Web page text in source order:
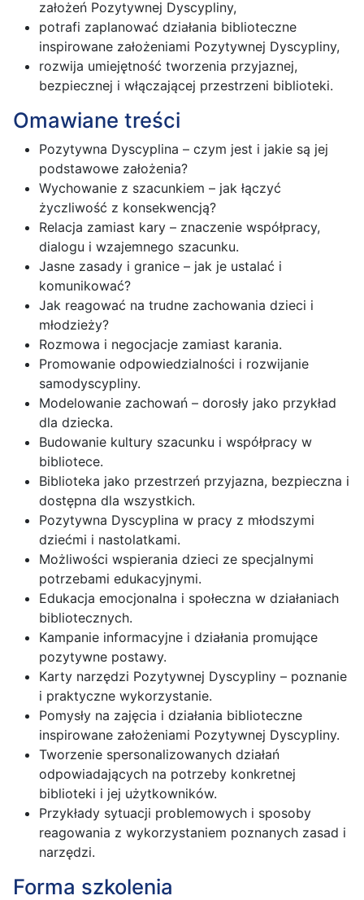
założeń Pozytywnej Dyscypliny,
potrafi zaplanować działania biblioteczne
inspirowane założeniami Pozytywnej Dyscypliny,
rozwija umiejętność tworzenia przyjaznej,
bezpiecznej i włączającej przestrzeni biblioteki.
Omawiane treści
Pozytywna Dyscyplina – czym jest i jakie są jej
podstawowe założenia?
Wychowanie z szacunkiem – jak łączyć
życzliwość z konsekwencją?
Relacja zamiast kary – znaczenie współpracy,
dialogu i wzajemnego szacunku.
Jasne zasady i granice – jak je ustalać i
komunikować?
Jak reagować na trudne zachowania dzieci i
młodzieży?
Rozmowa i negocjacje zamiast karania.
Promowanie odpowiedzialności i rozwijanie
samodyscypliny.
Modelowanie zachowań – dorosły jako przykład
dla dziecka.
Budowanie kultury szacunku i współpracy w
bibliotece.
Biblioteka jako przestrzeń przyjazna, bezpieczna i
dostępna dla wszystkich.
Pozytywna Dyscyplina w pracy z młodszymi
dziećmi i nastolatkami.
Możliwości wspierania dzieci ze specjalnymi
potrzebami edukacyjnymi.
Edukacja emocjonalna i społeczna w działaniach
bibliotecznych.
Kampanie informacyjne i działania promujące
pozytywne postawy.
Karty narzędzi Pozytywnej Dyscypliny – poznanie
i praktyczne wykorzystanie.
Pomysły na zajęcia i działania biblioteczne
inspirowane założeniami Pozytywnej Dyscypliny.
Tworzenie spersonalizowanych działań
odpowiadających na potrzeby konkretnej
biblioteki i jej użytkowników.
Przykłady sytuacji problemowych i sposoby
reagowania z wykorzystaniem poznanych zasad i
narzędzi.
Forma szkolenia